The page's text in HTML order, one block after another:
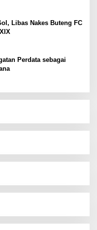
Libas Nakes Buteng FC
Perdata sebagai